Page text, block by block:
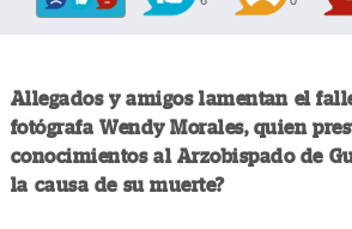
Allegados y amigos lamentan el
fotógrafa Wendy Morales, quien
conocimientos al Arzobispado de
la causa de su muerte?